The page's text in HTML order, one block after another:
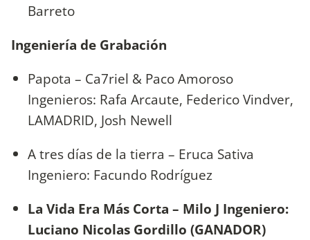
Barreto
Ingeniería de Grabación
Papota – Ca7riel & Paco Amoroso
Ingenieros: Rafa Arcaute, Federico Vindver,
LAMADRID, Josh Newell
A tres días de la tierra – Eruca Sativa
Ingeniero: Facundo Rodríguez
La Vida Era Más Corta – Milo J Ingeniero:
Luciano Nicolas Gordillo (GANADOR)